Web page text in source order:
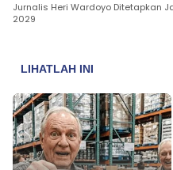
Jurnalis Heri Wardoyo Ditetapkan
2029